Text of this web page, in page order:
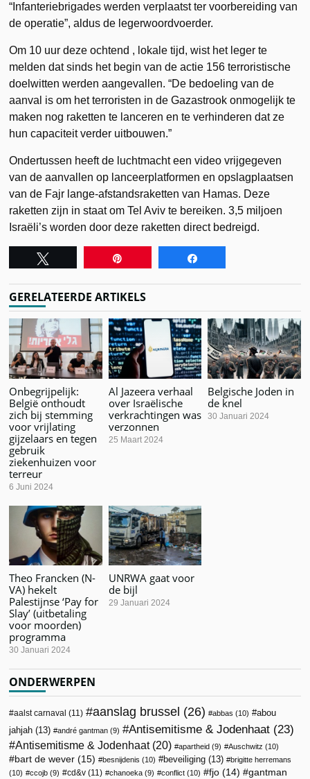
“Infanteriebrigades werden verplaatst ter voorbereiding van
de operatie”, aldus de legerwoordvoerder.
Om 10 uur deze ochtend , lokale tijd, wist het leger te
melden dat sinds het begin van de actie 156 terroristische
doelwitten werden aangevallen. “De bedoeling van de
aanval is om het terroristen in de Gazastrook onmogelijk te
maken nog raketten te lanceren en te verhinderen dat ze
hun capaciteit verder uitbouwen.”
Ondertussen heeft de luchtmacht een video vrijgegeven
van de aanvallen op lanceerplatformen en opslagplaatsen
van de Fajr lange-afstandsraketten van Hamas. Deze
raketten zijn in staat om Tel Aviv te bereiken. 3,5 miljoen
Israëli’s worden door deze raketten direct bedreigd.
GERELATEERDE ARTIKELS
Onbegrijpelijk:
België onthoudt
zich bij stemming
voor vrijlating
gijzelaars en tegen
gebruik
ziekenhuizen voor
terreur
6 Juni 2024
Al Jazeera verhaal
over Israëlische
verkrachtingen was
verzonnen
25 Maart 2024
Belgische Joden in
de knel
30 Januari 2024
Theo Francken (N-
VA) hekelt
Palestijnse ‘Pay for
Slay’ (uitbetaling
voor moorden)
programma
30 Januari 2024
UNRWA gaat voor
de bijl
29 Januari 2024
ONDERWERPEN
aalst carnaval (11) aanslag brussel (26) abbas (10)
abou
jahjah (13) andré gantman (9) Antisemitisme & Jodenhaat (23)
Antisemitisme & Jodenhaat(20) apartheid (9) Auschwitz (10)
bart de wever (15) besnijdenis (10) beveiliging (13)
brigitte herremans
(10)
ccojb (9) cd&v (11) chanoeka (9) conflict (10) fjo (14) gantman